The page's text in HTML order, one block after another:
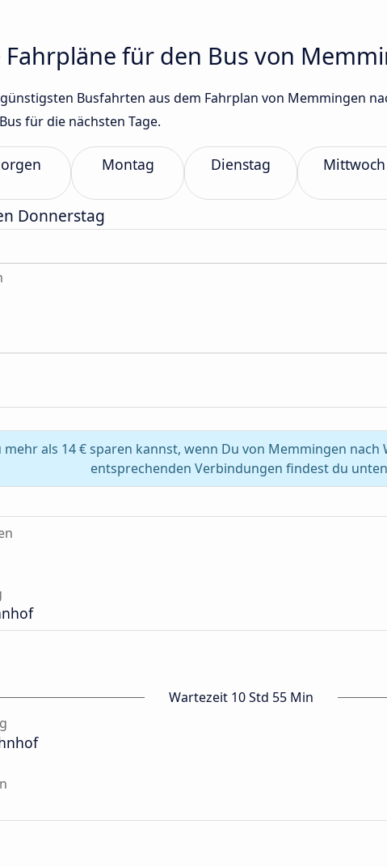
Fahrpläne für den Bus von
Busfahrten aus dem Fahrplan von Memmingen
für die nächsten Tage.
Montag Dienstag Mittwoch
Donnerstag
mehr als 14 € sparen kannst, wenn Du von Memmingen
entsprechenden Verbindungen findest du
Wartezeit 10 Std 55 Min